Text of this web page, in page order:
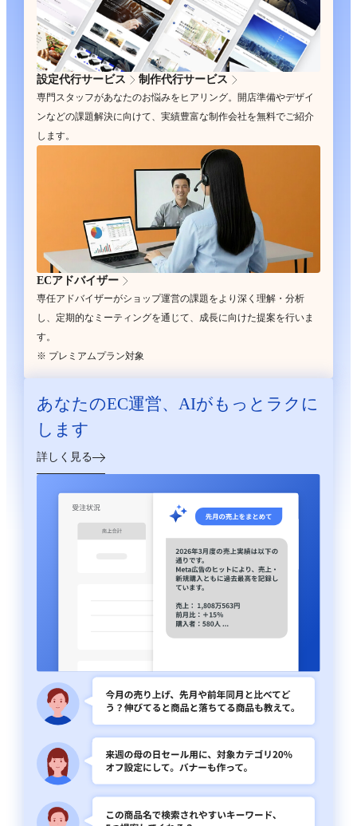
設定代行サービス 制作代行サービス
専門スタッフがあなたのお悩みをヒアリング。開店準備やデザイ
ンなどの課題解決に向けて、実績豊富な制作会社を無料でご紹介
します。
ECアドバイザー
専任アドバイザーがショップ運営の課題をより深く理解・分析
し、定期的なミーティングを通じて、成長に向けた提案を行いま
す。
※ プレミアムプラン対象
あなたのEC運営、 AIがもっとラクに
します
詳しく見る